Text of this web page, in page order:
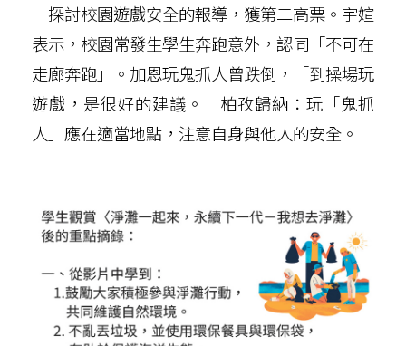
探討校園遊戲安全的報導，獲第二高票。宇媗
表示，校園常發生學生奔跑意外，認同「不可在
走廊奔跑」。加恩玩鬼抓人曾跌倒，「到操場玩
遊戲，是很好的建議。」柏孜歸納：玩「鬼抓
人」應在適當地點，注意自身與他人的安全。